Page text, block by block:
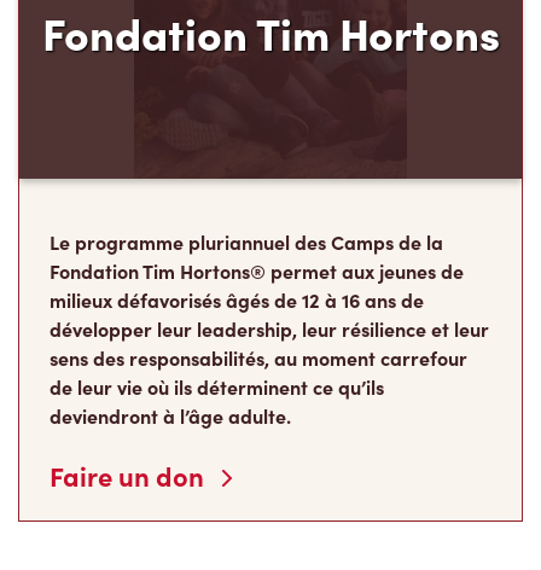
Fondation Tim Hortons
Le programme pluriannuel des Camps de la
Fondation Tim Hortons® permet aux jeunes de
milieux défavorisés âgés de 12 à 16 ans de
développer leur leadership, leur résilience et leur
sens des responsabilités, au moment carrefour
de leur vie où ils déterminent ce qu’ils
deviendront à l’âge adulte.
Faire un don